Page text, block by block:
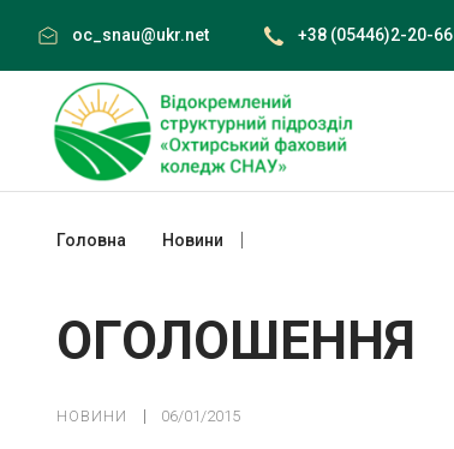
content
oc_snau@ukr.net +38 (05446)2-20-66
Головна Новини
ОГОЛОШЕННЯ
НОВИНИ 06/01/2015